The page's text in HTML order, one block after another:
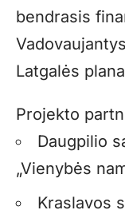
bendrasis
Latgalės
Projekto
Daugpilio
„Vienybės
Kraslavos